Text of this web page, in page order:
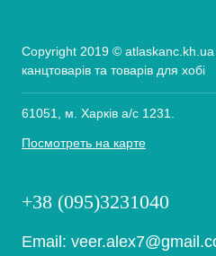
Copyright 2019 ©
канцтоварів та товарів для хобі
61051, м. Харків а/с 1231.
Посмотреть на карте
+38 (095)3231040
Email: